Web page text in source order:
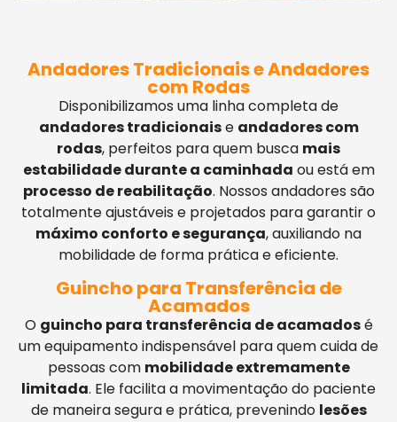
Andadores Tradicionais e Andadores
com Rodas
Disponibilizamos uma linha completa de
andadores tradicionaise andadores com
rodas, perfeitos para quem busca mais
estabilidade durante a caminhada ou está em
processo de reabilitação. Nossos andadores são
totalmente ajustáveis e projetados para garantir o
máximo conforto e segurança, auxiliando na
mobilidade de forma prática e eficiente.
Guincho para Transferência de
Acamados
O guincho para transferência de acamadosé
um equipamento indispensável para quem cuida de
pessoas com mobilidade extremamente
limitada. Ele facilita a movimentação do paciente
de maneira segura e prática, prevenindo lesões